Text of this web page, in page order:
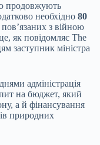
продовжують
необхідно 80
з війною
як повідомляє The
заступник міністра
адміністрація
на бюджет, який
а й фінансування
природних